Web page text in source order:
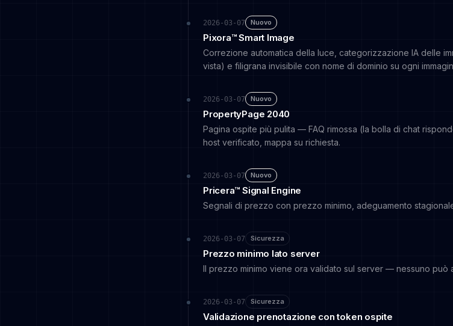
2026-03-07 Nuovo
Pixora™ Smart Image
Correzione automatica della luce, categorizzazione IA delle
vista) e filigrana invisibile con nome di dominio su ogni
2026-03-07 Nuovo
PropertyPage 2040
Pagina ospite più pulita — FAQ rimossa (la bolla di chat
host verificato, mappa su richiesta.
2026-03-07 Nuovo
Pricera™ Signal Engine
Segnali di prezzo con prezzo minimo, adeguamento
2026-03-07 Sicurezza
Prezzo minimo lato server
Il prezzo minimo viene ora validato sul server — nessuno può
2026-03-07 Sicurezza
Validazione prenotazione con token ospite